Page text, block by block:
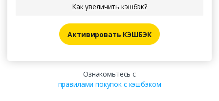
Как увеличить кэшбэк?
Активировать КЭШБЭК
Ознакомьтесь с
правилами покупок с кэшбэком